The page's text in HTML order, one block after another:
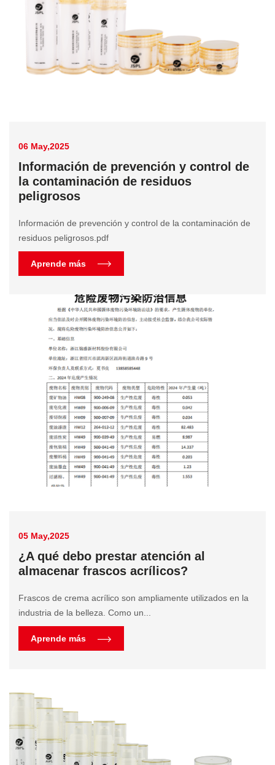
06 May,2025
Información de prevención y control de
la contaminación de residuos
peligrosos
Información de prevención y control de la contaminación de
residuos peligrosos.pdf
Aprende más
05 May,2025
¿A qué debo prestar atención al
almacenar frascos acrílicos?
Frascos de crema acrílico son ampliamente utilizados en la
industria de la belleza. Como un...
Aprende más